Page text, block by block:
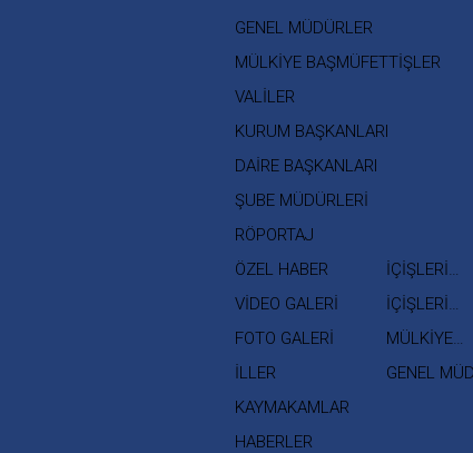
GENEL MÜDÜRLER
MÜLKİYE BAŞMÜFETTİŞLER
VALİLER
KURUM BAŞKANLARI
DAİRE BAŞKANLARI
ŞUBE MÜDÜRLERİ
RÖPORTAJ
ÖZEL HABER
VİDEO GALERİ
FOTO GALERİ
İLLER
KAYMAKAMLAR
HABERLER
İÇİŞLERİ
BAKANI
İÇİŞLERİ
BAKAN
YARDIMCISI
MÜLKİYE
GENEL